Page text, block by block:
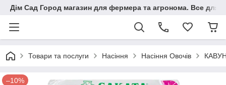
Дім Сад Город магазин для фермера та агронома. Все для
Товари та послуги Насіння Насіння Овочів
–10%